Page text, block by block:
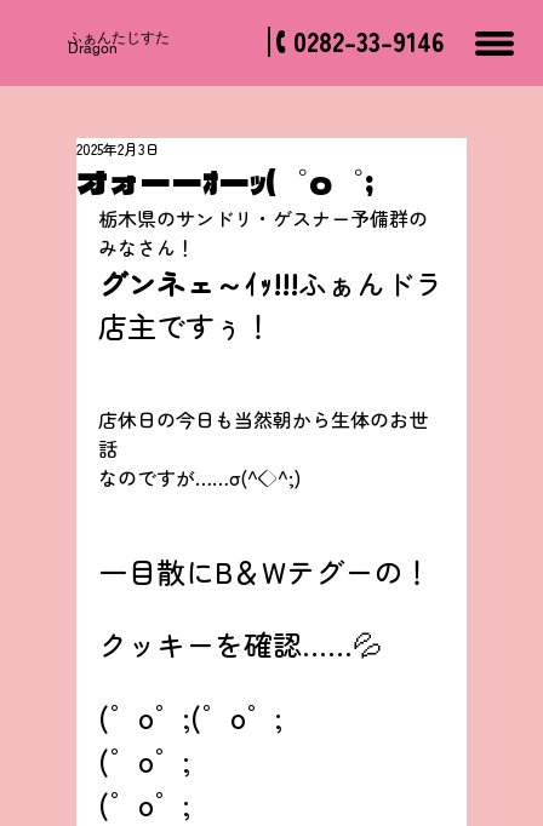
​ふぁんたじすた
Dragon 0282-33-9146
オォーーｵーｯ(゜o゜;
2025年2月3日
栃木県のサンドリ・ゲスナー予備群の
みなさん！
グンネェ～ｲｯ!!!ふぁんドラ
店主ですぅ！
店休日の今日も当然朝から生体のお世
話
なのですが……σ(^◇^;)
一目散にB＆Wテグーの！
クッキーを確認……💦
(゜o゜;(゜o゜;
(゜o゜;
(゜o゜;